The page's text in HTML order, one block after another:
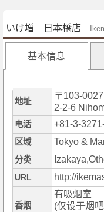
いけ増 日本橋店
基本信息
地址
〒103-0027
2-2-6
电话 +81-3-
区域 Tokyo &
分类
URL http://
香烟
有吸烟室
(仅设于烟